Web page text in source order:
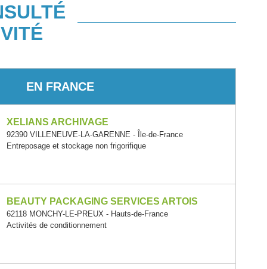
EN FRANCE
XELIANS ARCHIVAGE
92390 VILLENEUVE-LA-GARENNE - Île-de-France
Entreposage et stockage non frigorifique
BEAUTY PACKAGING SERVICES ARTOIS
62118 MONCHY-LE-PREUX - Hauts-de-France
Activités de conditionnement